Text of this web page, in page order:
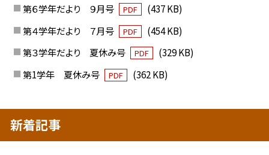
第６学年だより ９月号 PDF
(437 KB)
第４学年だより ７月号
PDF
(454 KB)
第３学年だより 夏休み号
PDF
(329 KB)
第1学年 夏休み号
PDF (362 KB)
新着記事